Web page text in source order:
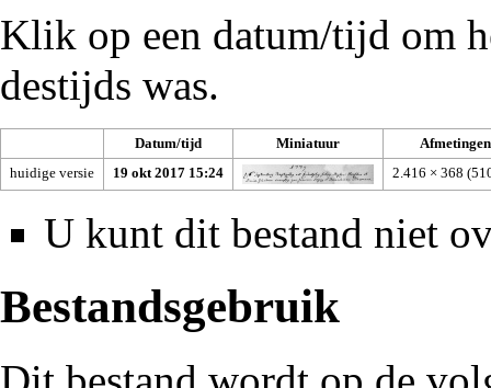
Klik op een datum/tijd om
destijds was.
Datum/tijd Miniatuur
Afmetingen
huidige versie
19 okt 2017 15:24 2.416 × 368
U kunt dit bestand niet
Bestandsgebruik